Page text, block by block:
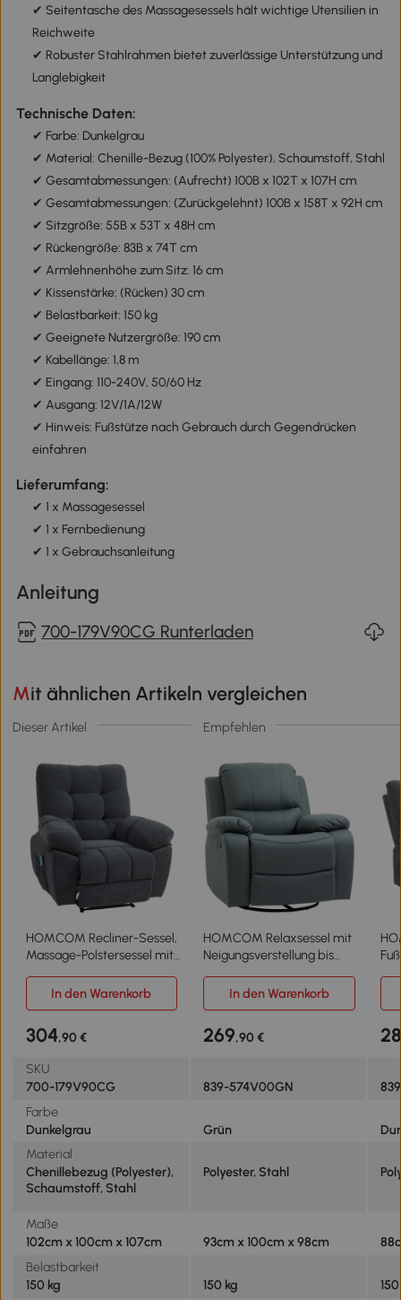
✔ Seitentasche des Massagesessels hält wichtige Utensilien in
Reichweite
✔ Robuster Stahlrahmen bietet zuverlässige Unterstützung und
Langlebigkeit
Technische Daten:
✔ Farbe: Dunkelgrau
✔ Material: Chenille-Bezug (100% Polyester), Schaumstoff, Stahl
✔ Gesamtabmessungen: (Aufrecht) 100B x 102T x 107H cm
✔ Gesamtabmessungen: (Zurückgelehnt) 100B x 158T x 92H cm
✔ Sitzgröße: 55B x 53T x 48H cm
✔ Rückengröße: 83B x 74T cm
✔ Armlehnenhöhe zum Sitz: 16 cm
✔ Kissenstärke: (Rücken) 30 cm
✔ Belastbarkeit: 150 kg
✔ Geeignete Nutzergröße: 190 cm
✔ Kabellänge: 1,8 m
✔ Eingang: 110-240V, 50/60 Hz
✔ Ausgang: 12V/1A/12W
✔ Hinweis: Fußstütze nach Gebrauch durch Gegendrücken
einfahren
Lieferumfang:
✔ 1 x Massagesessel
✔ 1 x Fernbedienung
✔ 1 x Gebrauchsanleitung
Anleitung
700-179V90CG Runterladen
Mit ähnlichen Artikeln vergleichen
Dieser Artikel Empfehlen
HOMCOM Recliner-Sessel,
Massage-Polstersessel mit
verstellbare Fußstütze,
Seitentasche, Lehnsessel,
HOMCOM Relaxsessel mit
Neigungsverstellung bis
cm x 100 cm x 98 cm
Stahlgestell Grün
In den Warenkorb In den Warenkorb
304,90 € 269,90 €
SKU
700-179V90CG
839-574V00GN
Farbe
Dunkelgrau
Grün
Material
Chenillebezug (Polyester),
Schaumstoff, Stahl
Polyester, Stahl
Maße
102cm x 100cm x 107cm
93cm x 100cm x 98cm
Belastbarkeit
150 kg
150 kg